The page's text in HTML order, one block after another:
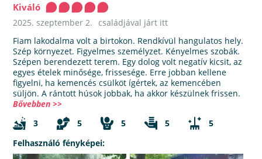
Kiváló
2025. szeptember 2.
családjával járt itt
Fiam lakodalma volt a birtokon. Rendkívül hangulatos hely.
Szép környezet. Figyelmes személyzet. Kényelmes szobák.
Szépen berendezett terem. Egy dolog volt negatív kicsit, az
egyes ételek minősége, frissesége. Erre jobban kellene
figyelni, ha kemencés csülköt ígértek, az kemencében
süljön. A rántott húsok jobbak, ha akkor készülnek frissen.
Bővebben >>
3
5 5 5
5
Felhasználó fényképei: